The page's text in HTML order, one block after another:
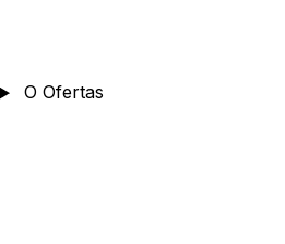
O Ofertas